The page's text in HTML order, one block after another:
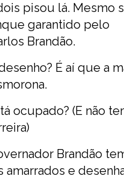
pisou lá. Mesmo
garantido pelo
Brandão.
É aí que a
ocupado? (E não
Brandão
e